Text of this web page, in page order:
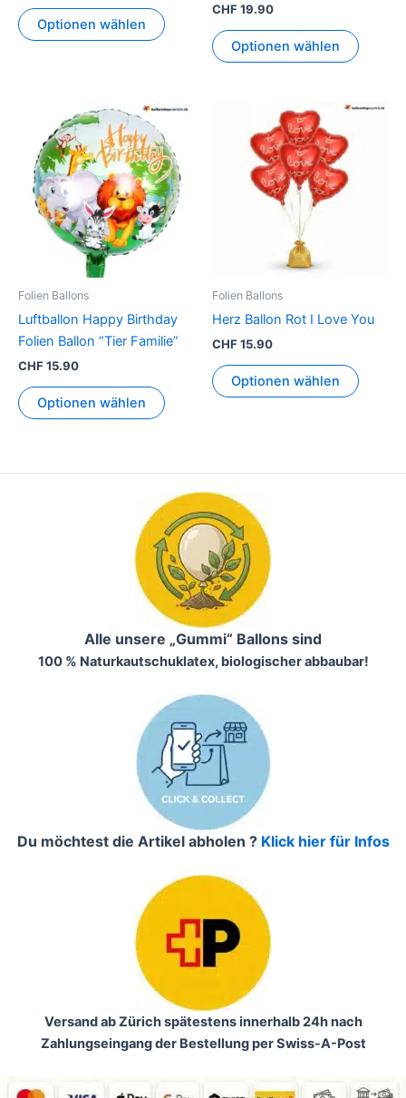
Optionen wählen
CHF19.90
Optionen wählen
Folien Ballons
Luftballon Happy Birthday
Folien Ballon “Tier Familie”
CHF15.90
Optionen wählen
Folien Ballons
Herz Ballon Rot I Love You
CHF15.90
Optionen wählen
Alle unsere „Gummi“ Ballons sind
100 % Naturkautschuklatex, biologischer abbaubar!
Du möchtest die Artikel abholen ? Klick hier für Infos
Versand ab Zürich spätestens innerhalb 24h nach
Zahlungseingang der Bestellung per Swiss-A-Post